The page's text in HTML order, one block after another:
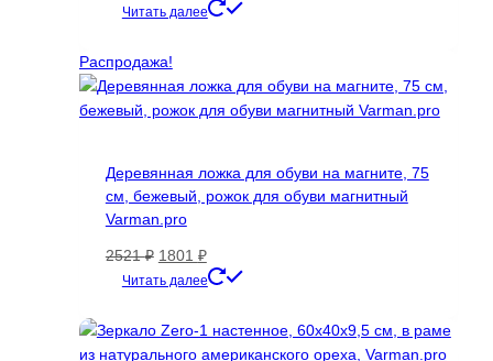
цена
21685 ₽.
цена:
Читать далее
Распродажа!
Деревянная ложка для обуви на магните, 75
см, бежевый, рожок для обуви магнитный
Varman.pro
2521₽ Первоначальная
цена
2521 ₽.
1801 ₽Текущая
цена:
Читать далее